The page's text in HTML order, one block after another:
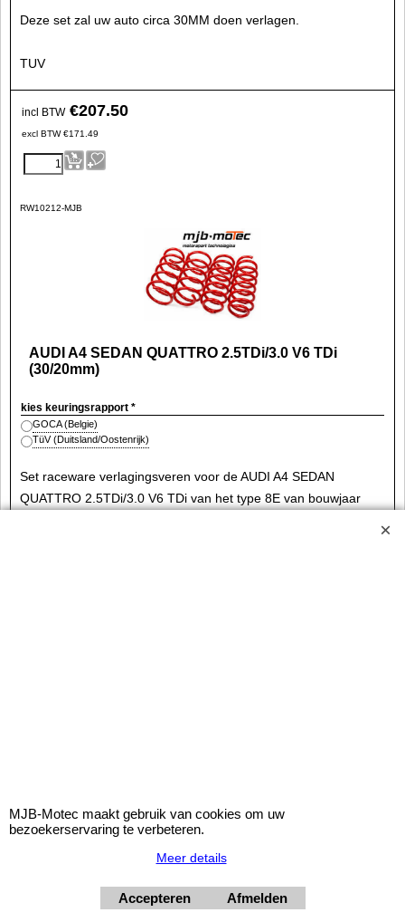
Deze set zal uw auto circa 30MM doen verlagen.
TUV
incl BTW €207.50
excl BTW €171.49
RW10212-MJB
AUDI A4 SEDAN QUATTRO 2.5TDi/3.0 V6 TDi
(30/20mm)
kies keuringsrapport *
GOCA (Belgie)
TüV (Duitsland/Oostenrijk)
Set raceware verlagingsveren voor de AUDI A4 SEDAN
QUATTRO 2.5TDi/3.0 V6 TDi van het type 8E van bouwjaar
AUDI A4 SEDAN 3.0 V6TDi (8E) 30mm
MJB-Motec maakt gebruik van cookies om uw
bezoekerservaring te verbeteren.
Meer details
Accepteren Afmelden